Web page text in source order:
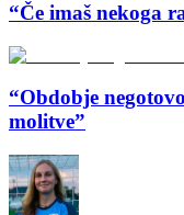
“Če imaš nekoga
“Obdobje
molitve”